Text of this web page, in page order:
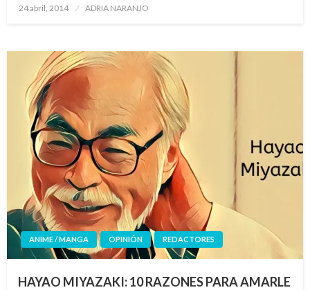
Publicado
24 abril, 2014 ADRIA NARANJO
ANIME / MANGA OPINIÓN REDACTORES
HAYAO MIYAZAKI: 10 RAZONES PARA AMARLE